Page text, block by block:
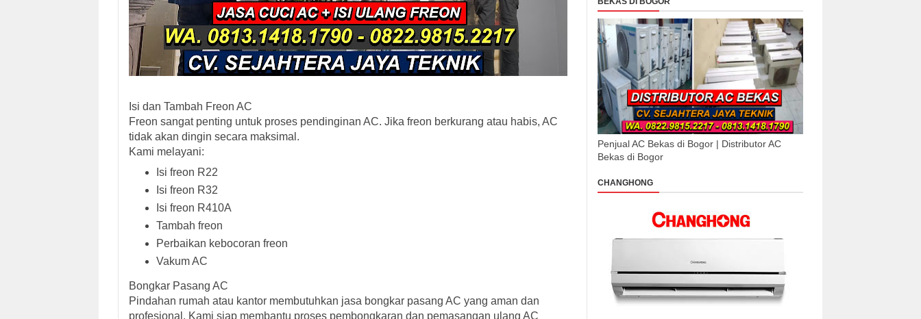
Isi dan Tambah Freon AC
Freon sangat penting untuk proses pendinginan AC. Jika freon berkurang atau habis, AC
tidak akan dingin secara maksimal.
Kami melayani:
Isi freon R22
Isi freon R32
Isi freon R410A
Tambah freon
Perbaikan kebocoran freon
Vakum AC
Bongkar Pasang AC
Pindahan rumah atau kantor membutuhkan jasa bongkar pasang AC yang aman dan
profesional. Kami siap membantu proses pembongkaran dan pemasangan ulang AC
Penjual AC Bekas di Bogor | Distributor AC
Bekas di Bogor
CHANGHONG